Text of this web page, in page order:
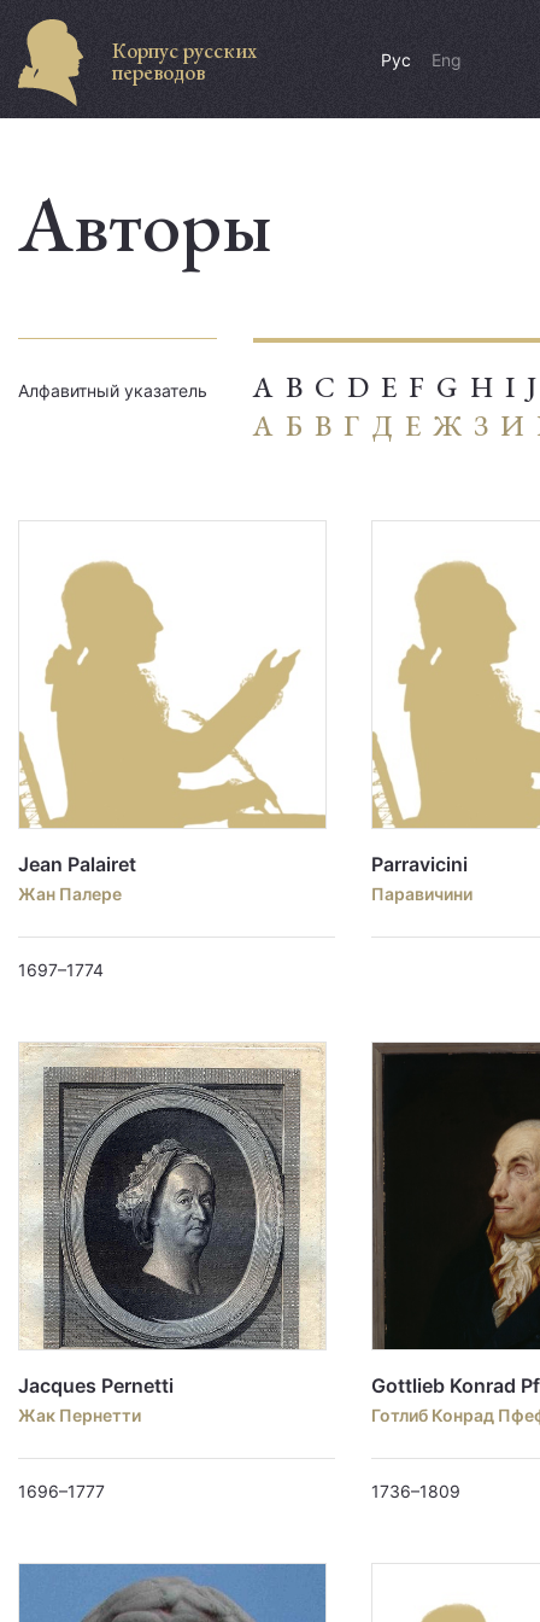
Корпус русских
переводов Рус Eng
Авторы
Алфавитный указатель A B C D E F G H I J
А Б В Г Д Е Ж З И
Jean Palairet
Жан Палере
1697–1774
Parravicini
Паравичини
Jacques Pernetti
Жак Пернетти
1696–1777
Gottlieb Konrad
Готлиб Конрад
1736–1809